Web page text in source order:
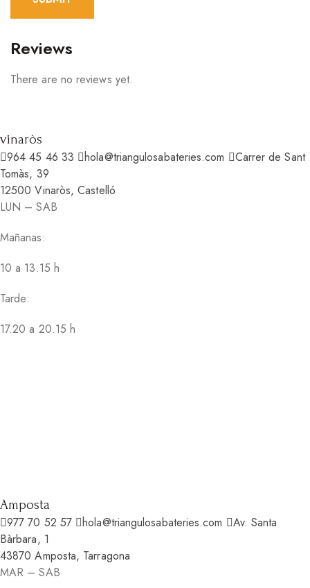
Reviews
There are no reviews yet.
vinaròs
964 45 46 33 hola@triangulosabateries.com
Carrer de Sant
Tomàs, 39
12500 Vinaròs, Castelló
LUN – SAB
Mañanas:
10 a 13.15 h
Tarde:
17.20 a 20.15 h
Amposta
977 70 52 57 hola@triangulosabateries.com
Av. Santa
Bàrbara, 1
43870 Amposta, Tarragona
MAR – SAB